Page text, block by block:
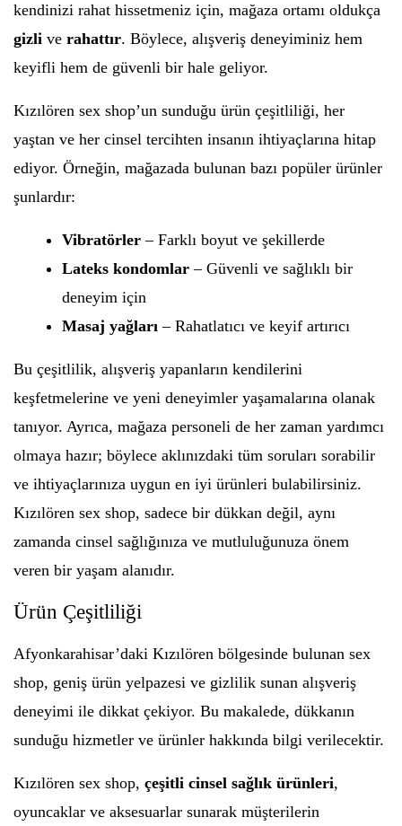
kendinizi rahat hissetmeniz için, mağaza ortamı oldukça
gizli ve rahattır. Böylece, alışveriş deneyiminiz hem
keyifli hem de güvenli bir hale geliyor.
Kızılören sex shop’un sunduğu ürün çeşitliliği, her
yaştan ve her cinsel tercihten insanın ihtiyaçlarına hitap
ediyor. Örneğin, mağazada bulunan bazı popüler ürünler
şunlardır:
Vibratörler – Farklı boyut ve şekillerde
Lateks kondomlar – Güvenli ve sağlıklı bir
deneyim için
Masaj yağları – Rahatlatıcı ve keyif artırıcı
Bu çeşitlilik, alışveriş yapanların kendilerini
keşfetmelerine ve yeni deneyimler yaşamalarına olanak
tanıyor. Ayrıca, mağaza personeli de her zaman yardımcı
olmaya hazır; böylece aklınızdaki tüm soruları sorabilir
ve ihtiyaçlarınıza uygun en iyi ürünleri bulabilirsiniz.
Kızılören sex shop, sadece bir dükkan değil, aynı
zamanda cinsel sağlığınıza ve mutluluğunuza önem
veren bir yaşam alanıdır.
Ürün Çeşitliliği
Afyonkarahisar’daki Kızılören bölgesinde bulunan sex
shop, geniş ürün yelpazesi ve gizlilik sunan alışveriş
deneyimi ile dikkat çekiyor. Bu makalede, dükkanın
sunduğu hizmetler ve ürünler hakkında bilgi verilecektir.
Kızılören sex shop, çeşitli cinsel sağlık ürünleri,
oyuncaklar ve aksesuarlar sunarak müşterilerin